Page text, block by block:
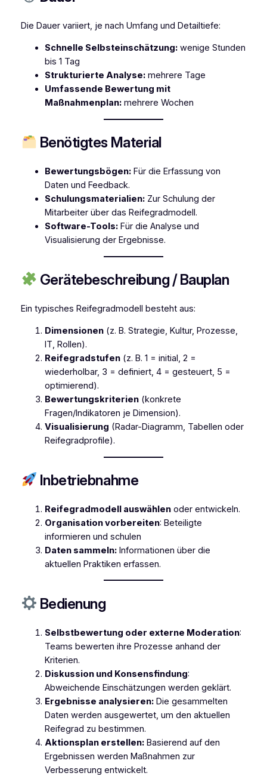
Die Dauer variiert, je nach Umfang und Detailtiefe:
Schnelle Selbsteinschätzung:wenige Stunden
bis 1 Tag
Strukturierte Analyse:mehrere Tage
Umfassende Bewertung mit
Maßnahmenplan:mehrere Wochen
Benötigtes Material
Bewertungsbögen:Für die Erfassung von
Daten und Feedback.
Schulungsmaterialien:Zur Schulung der
Mitarbeiter über das Reifegradmodell.
Software-Tools:Für die Analyse und
Visualisierung der Ergebnisse.
Gerätebeschreibung / Bauplan
Ein typisches Reifegradmodell besteht aus:
Dimensionen(z. B. Strategie, Kultur, Prozesse,
IT, Rollen).
Reifegradstufen(z. B. 1 = initial, 2 =
wiederholbar, 3 = definiert, 4 = gesteuert, 5 =
optimierend).
Bewertungskriterien(konkrete
Fragen/Indikatoren je Dimension).
Visualisierung (Radar-Diagramm, Tabellen oder
Reifegradprofile).
Inbetriebnahme
Reifegradmodell auswählenoder entwickeln.
Organisation vorbereiten: Beteiligte
informieren und schulen
Daten sammeln:Informationen über die
aktuellen Praktiken erfassen.
Bedienung
Selbstbewertung oder externe Moderation:
Teams bewerten ihre Prozesse anhand der
Kriterien.
Diskussion und Konsensfindung:
Abweichende Einschätzungen werden geklärt.
Ergebnisse analysieren:Die gesammelten
Daten werden ausgewertet, um den aktuellen
Reifegrad zu bestimmen.
Aktionsplan erstellen:Basierend auf den
Ergebnissen werden Maßnahmen zur
Verbesserung entwickelt.